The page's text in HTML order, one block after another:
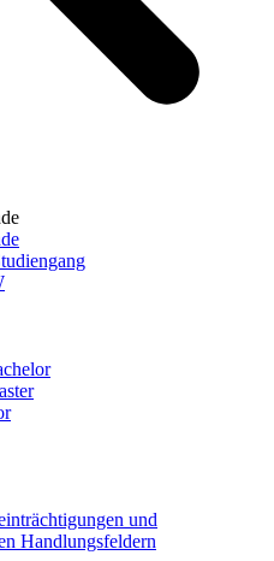
und
Handlungsfeldern